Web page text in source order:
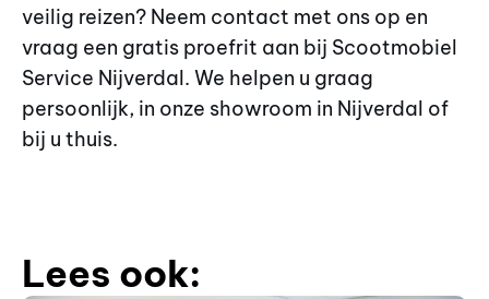
veilig reizen? Neem contact met ons op en
vraag een gratis proefrit aan bij Scootmobiel
Service Nijverdal. We helpen u graag
persoonlijk, in onze showroom in Nijverdal of
bij u thuis.
Lees ook: